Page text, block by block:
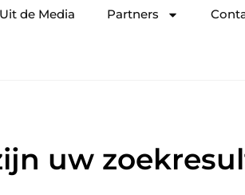
Uit de Media Partners
uw